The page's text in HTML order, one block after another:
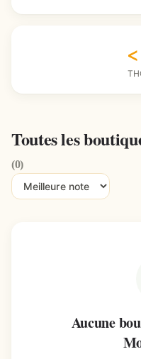
Toutes les
(0)
Aucune